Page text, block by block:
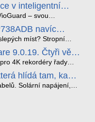
čára na mapě, ale
a vysoce univerzální
v inteligentní
– svou
poháněný
(AI), je navržen
pro vymáhání
na silnicích a
městech.
navíc
PC. míst? Stropní
skládá obraz ze dvou
180° záběru bez
osob a vozidel,
9.0.19. Čtyři věci,
4K rekordéry řady
z nich vám ušetří
hlídá tam, kam
Solární napájení,